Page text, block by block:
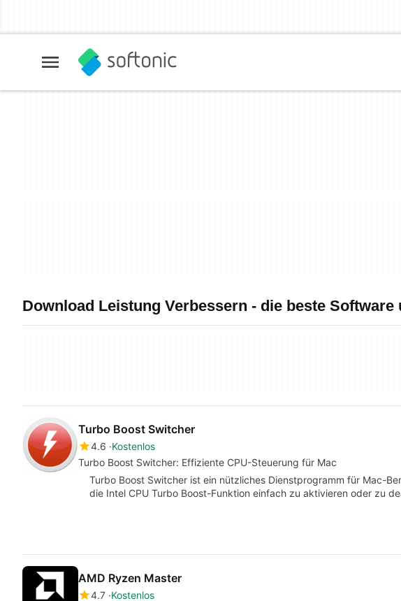
Download Leistung Verbessern - die beste Software
Turbo Boost Switcher
4.6 Kostenlos
Turbo Boost Switcher: Effiziente CPU-Steuerung für Mac
Turbo Boost Switcher ist ein nützliches Dienstprogramm für Mac-
die Intel CPU Turbo Boost-Funktion einfach zu aktivieren oder zu
AMD Ryzen Master
4.7 Kostenlos